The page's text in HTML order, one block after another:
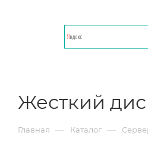
Жесткий
Главная — Каталог —